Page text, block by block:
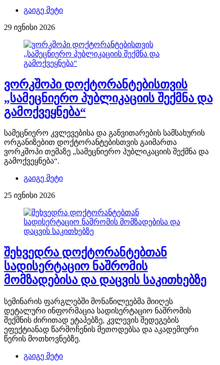
გაიგე მეტი
29 ივნისი 2026
ვორკშოპი დოქტორანტებისთვის
„სამეცნიერო პუბლიკაციის შექმნა და
გამოქვეყნება“
სამეცნიერო კვლევებისა და განვითარების სამსახურის
ორგანიზებით დოქტორანტებისთვის გაიმართა
ვორკშოპი თემაზე „სამეცნიერო პუბლიკაციის შექმნა და
გამოქვეყნება“.
გაიგე მეტი
25 ივნისი 2026
შეხვედრა დოქტორანტებთან
სადისერტაციო ნაშრომის
მომზადებისა და დაცვის საკითხებზე
სემინარის ფარგლებში მონაწილეებმა მიიღეს
დეტალური ინფორმაცია სადისერტაციო ნაშრომის
შექმნის ძირითად ეტაპებზე, კვლევის შედეგების
ეფექტიანად წარმოჩენის მეთოდებსა და აკადემიური
წერის მოთხოვნებზე.
გაიგე მეტი